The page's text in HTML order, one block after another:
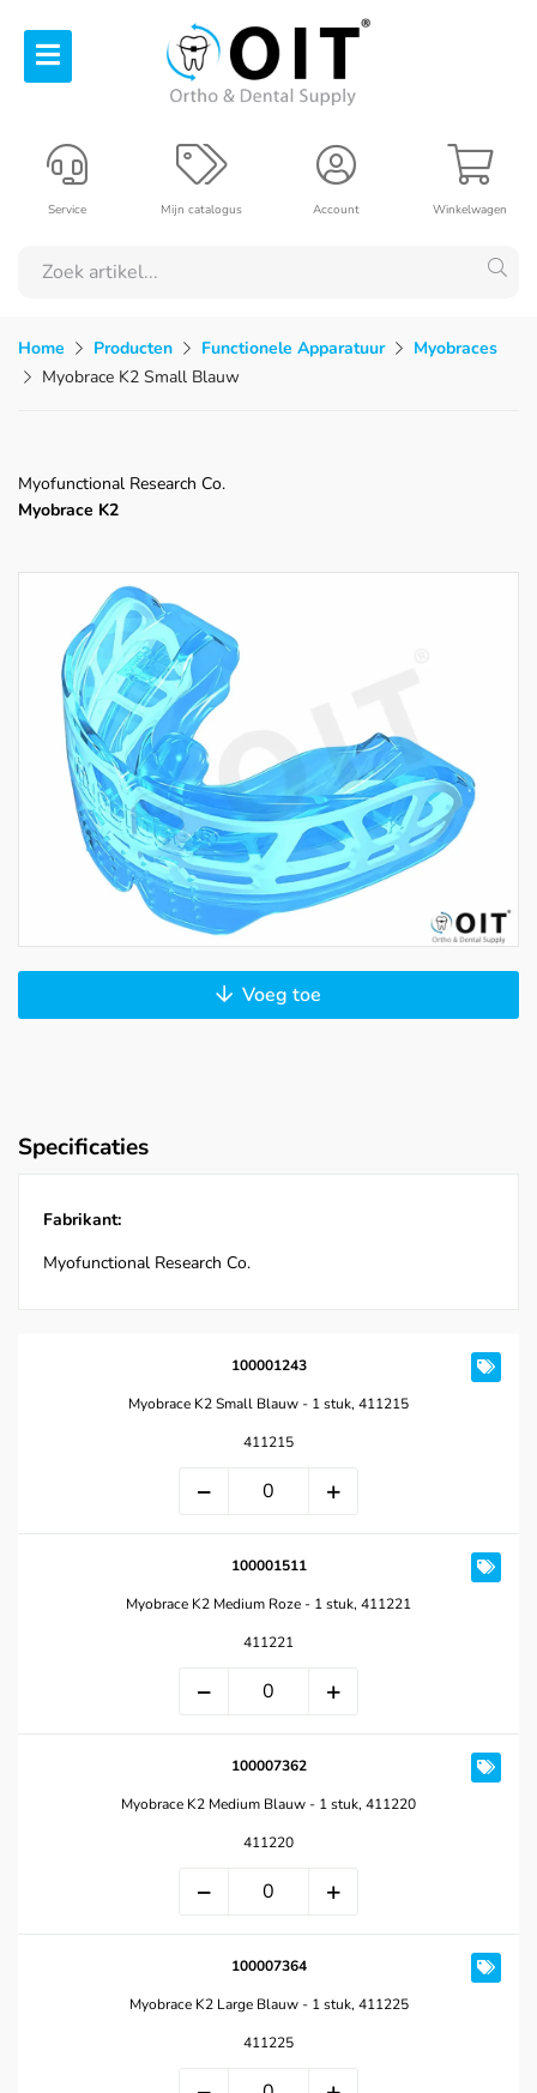
Winkelwagen
Account
Mijn catalogus
Service
Home Producten Functionele Apparatuur
Myobraces
Myobrace K2 Small Blauw
Myofunctional Research Co.
Myobrace K2
Voeg toe
Specificaties
Fabrikant:
Myofunctional Research Co.
100001243
Myobrace K2 Small Blauw - 1 stuk, 411215
411215
100001511
Myobrace K2 Medium Roze - 1 stuk, 411221
411221
100007362
Myobrace K2 Medium Blauw - 1 stuk, 411220
411220
100007364
Myobrace K2 Large Blauw - 1 stuk, 411225
411225